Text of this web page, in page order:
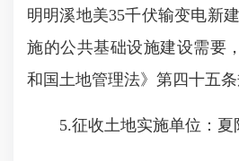
明明溪地美35千伏输变电新
施的公共基础设施建设需要
和国土地管理法》第四十五条
5.征收土地实施单位：夏